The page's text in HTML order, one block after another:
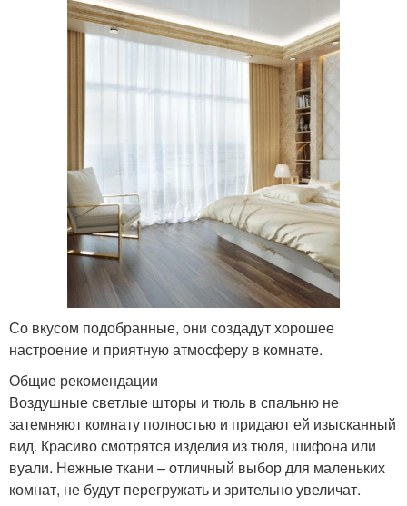
Со вкусом подобранные, они создадут хорошее
настроение и приятную атмосферу в комнате.
Общие рекомендации
Воздушные светлые шторы и тюль в спальню не
затемняют комнату полностью и придают ей изысканный
вид. Красиво смотрятся изделия из тюля, шифона или
вуали. Нежные ткани – отличный выбор для маленьких
комнат, не будут перегружать и зрительно увеличат.